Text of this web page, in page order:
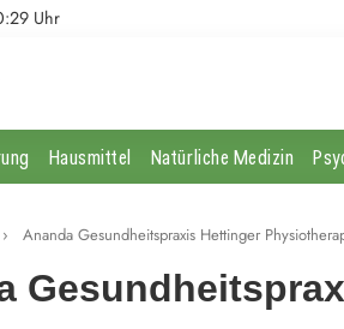
Uhr
Hausmittel Natürliche Medizin
› Ananda Gesundheitspraxis Hettinger